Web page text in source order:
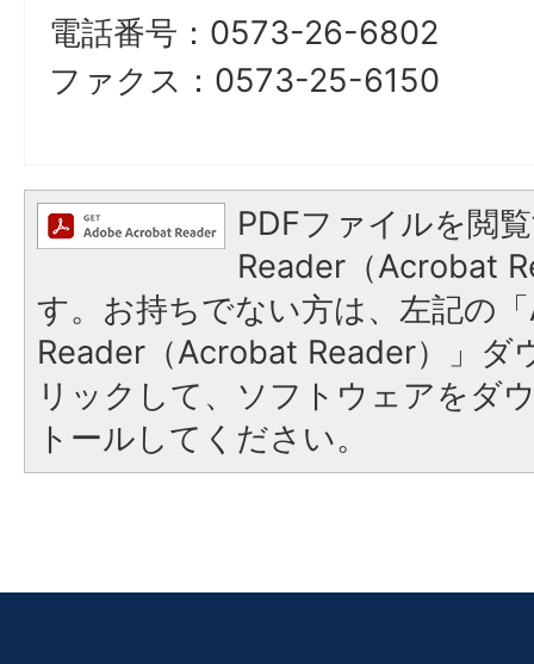
電話番号：0573-26-6802
ファクス：0573-25-6150
PDFファイルを閲
Reader（Acrobat
す。お持ちでない方は、左記の
Reader（Acrobat Reader）」ダ
リックして、ソフトウェアをダ
トールしてください。